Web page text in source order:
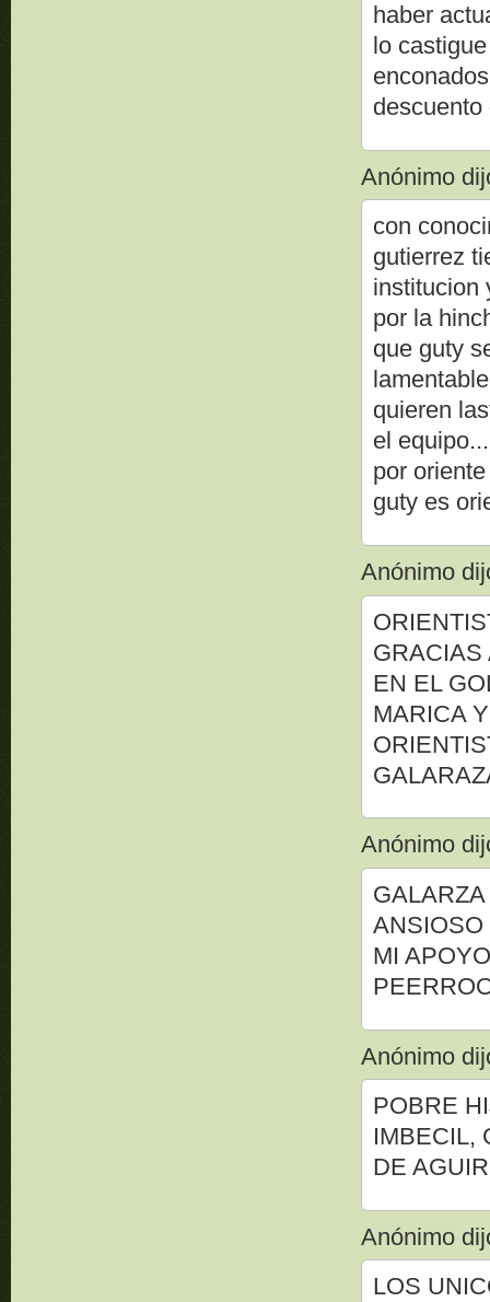
haber
lo
Anónimo
con
gutierrez
institucion
por la
que guty
quieren
el
por
guty es
Anónimo
GRACIAS
EN EL
MARICA
Anónimo
ANSIOSO
MI
Anónimo
POBRE
IMBECIL,
DE
Anónimo
LOS